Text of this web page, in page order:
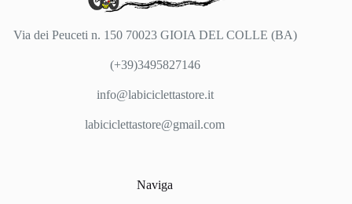
Via dei Peuceti n. 150 70023 GIOIA DEL COLLE (BA)
(+39)3495827146
info@labiciclettastore.it
labiciclettastore@gmail.com
Naviga